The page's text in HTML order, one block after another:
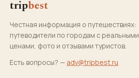
tripbest
Честная информация о путешествиях:
путеводители по городам с реальными
ценами, фото и отзывами туристов.
Есть вопросы? — adv@tripbest.ru